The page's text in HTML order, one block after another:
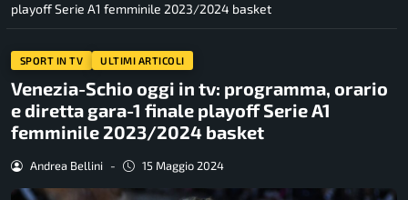
playoff Serie A1 femminile 2023/2024 basket
SPORT IN TV ULTIMI ARTICOLI
Venezia-Schio oggi in tv: programma, orario
e diretta gara-1 finale playoff Serie A1
femminile 2023/2024 basket
Andrea Bellini - 15 Maggio 2024